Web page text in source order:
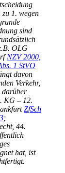
1. wegen
sind
OLG
NZV 2000,
1 StVO
davon
Verkehr,
darüber
KG – 12.
ZfSch
;
44.
hat, ist